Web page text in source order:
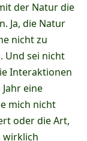
der Natur die
Ja, die Natur
nicht zu
Und sei nicht
Interaktionen
eine
mich nicht
oder die Art,
wirklich